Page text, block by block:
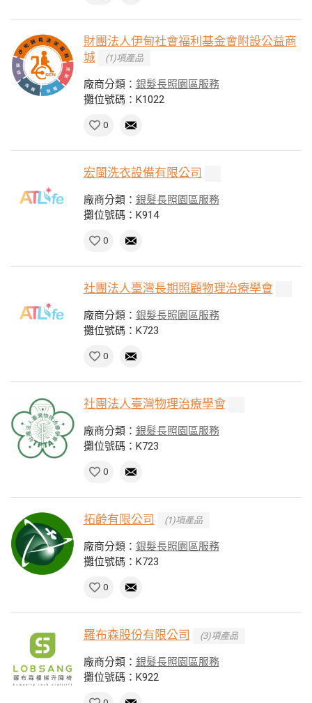
財團法人伊甸社會福利基金會附設公益商
城
(1)項產品
廠商分類： 銀髮長照園區服務
攤位號碼：K1022
0
宏閩洗衣設備有限公司
廠商分類： 銀髮長照園區服務
攤位號碼：K914
0
社團法人臺灣長期照顧物理治療學會
廠商分類： 銀髮長照園區服務
攤位號碼：K723
0
社團法人臺灣物理治療學會
廠商分類： 銀髮長照園區服務
攤位號碼：K723
0
拓齡有限公司 (1)項產品
廠商分類： 銀髮長照園區服務
攤位號碼：K723
0
羅布森股份有限公司 (3)項產品
廠商分類： 銀髮長照園區服務
攤位號碼：K922